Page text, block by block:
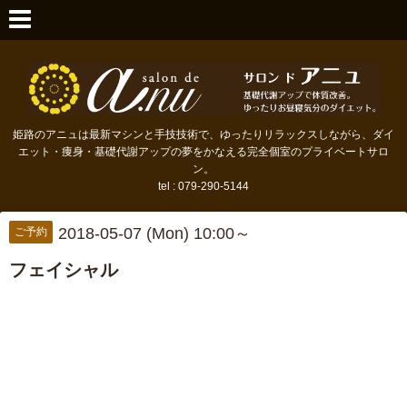
姫路のアニュは最新マシンと手技技術で、ゆったりリラックスしながら、ダイ
エット・痩身・基礎代謝アップの夢をかなえる完全個室のプライベートサロ
ン。
tel : 079-290-5144
ご予約 2018-05-07 (Mon) 10:00～
フェイシャル